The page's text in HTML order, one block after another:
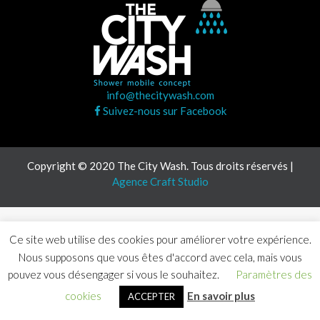
info@thecitywash.com
Suivez-nous sur Facebook
Copyright © 2020 The City Wash. Tous droits réservés |
Agence Craft Studio
Ce site web utilise des cookies pour améliorer votre expérience.
Nous supposons que vous êtes d'accord avec cela, mais vous
pouvez vous désengager si vous le souhaitez.
Paramètres des
cookies
ACCEPTER En savoir plus